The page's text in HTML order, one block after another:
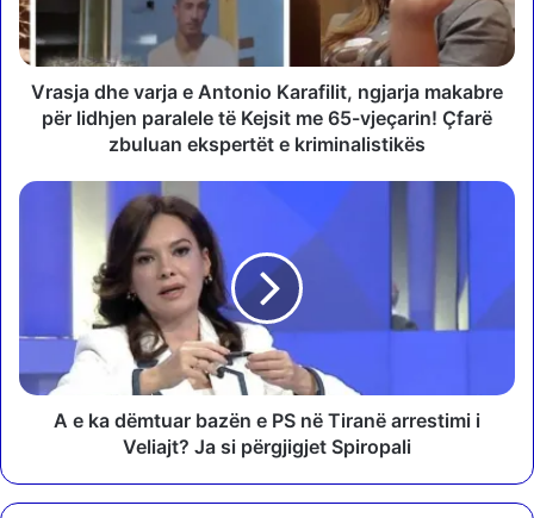
d
h
e
a
n
o
a
Vrasja dhe varja e Antonio Karafilit, ngjarja makabre
për lidhjen paralele të Kejsit me 65-vjeçarin! Çfarë
zbuluan ekspertët e kriminalistikës
A
m
t
u
A e ka dëmtuar bazën e PS në Tiranë arrestimi i
Veliajt? Ja si përgjigjet Spiropali